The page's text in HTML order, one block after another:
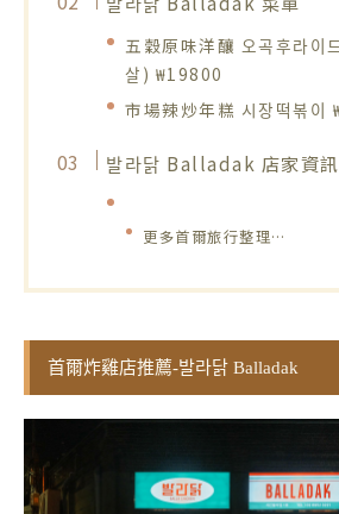
五穀原味洋釀 오곡후라이
살) ₩19800
市場辣炒年糕 시장떡볶이
발라닭 Balladak 店家資訊
更多首爾旅行整理…
首爾炸雞店推薦-발라닭 Balladak